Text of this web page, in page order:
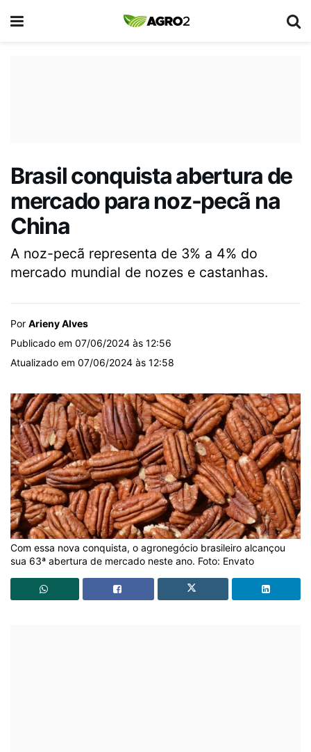
Brasil conquista abertura de
mercado para noz-pecã na
China
A noz-pecã representa de 3% a 4% do
mercado mundial de nozes e castanhas.
Por Arieny Alves
Publicado em 07/06/2024 às 12:56
Atualizado em 07/06/2024 às 12:58
Com essa nova conquista, o agronegócio brasileiro alcançou
sua 63ª abertura de mercado neste ano. Foto: Envato